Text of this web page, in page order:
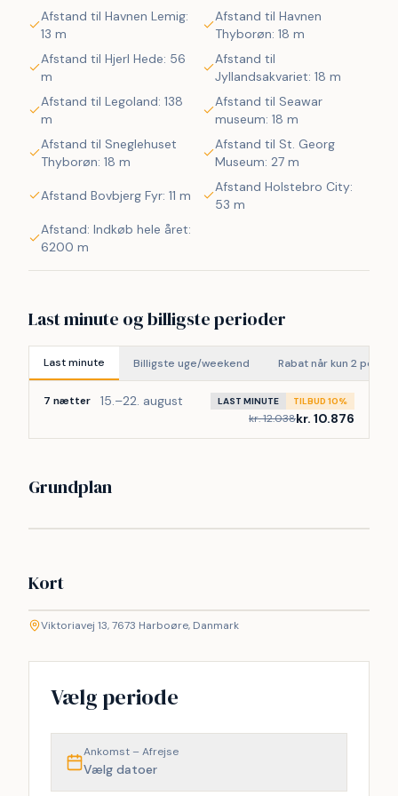
mere. Ca. 600 m fra huset ligger områdets købmand som
er sæsonåbnet, her kan der købes dagligvarer og
lille Cafe som også har sæsonåbent. Området omkring
Vejlby Klit er velegnet til gåture og cykelture. Ønsker man
et større udvalg af aktiviteter og seværdigheder så ligger
Thyborøn og Lemvig blot en lille køretur væk fra huset.
Begge byer byder på flere aktiviteter, butikker og
restauranter. Et dejligt nyrenoveret poolhus med god
plads til familien eller hvis man er flere par som ønsker at
bo sammen.
Afstand til Havnen Lemig:
13 m
Afstand til Havnen
Thyborøn: 18 m
Afstand til Hjerl Hede: 56
m
Afstand til
Jyllandsakvariet: 18 m
Afstand til Legoland: 138
m
Afstand til Seawar
museum: 18 m
Afstand til Sneglehuset
Thyborøn: 18 m
Afstand til St. Georg
Museum: 27 m
Afstand Bovbjerg Fyr: 11 m
Afstand Holstebro City:
53 m
Afstand: Indkøb hele året:
6200 m
Last minute og billigste perioder
Last minute Billigste uge/weekend Rabat når kun 2
7 nætter 15.–22. august LAST MINUTE TILBUD 10%
kr. 12.038kr. 10.876
Grundplan
Kort
+
−
Viktoriavej 13, 7673 Harboøre, Danmark
Vælg periode
Ankomst – Afrejse
Vælg datoer